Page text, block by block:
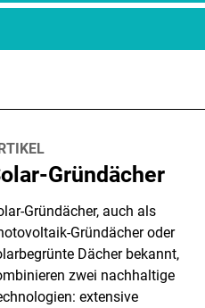
Gründächer
Gründächer, auch als
Gründächer oder
Dächer bekannt,
zwei nachhaltige
extensive